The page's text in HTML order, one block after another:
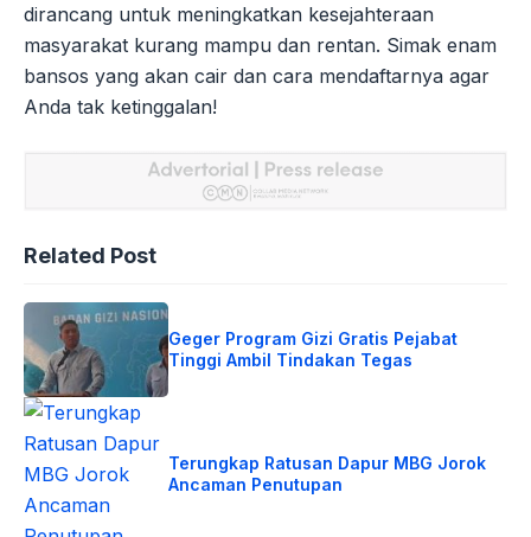
dirancang untuk meningkatkan kesejahteraan
masyarakat kurang mampu dan rentan. Simak enam
bansos yang akan cair dan cara mendaftarnya agar
Anda tak ketinggalan!
Related Post
Geger Program Gizi Gratis Pejabat
Tinggi Ambil Tindakan Tegas
Terungkap Ratusan Dapur MBG Jorok
Ancaman Penutupan